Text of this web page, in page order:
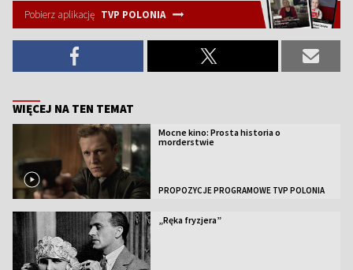
Pobierz aplikację TVP POLONIA
WIĘCEJ NA TEN TEMAT
Mocne kino: Prosta historia o
morderstwie
PROPOZYCJE PROGRAMOWE TVP POLONIA
„Ręka fryzjera”